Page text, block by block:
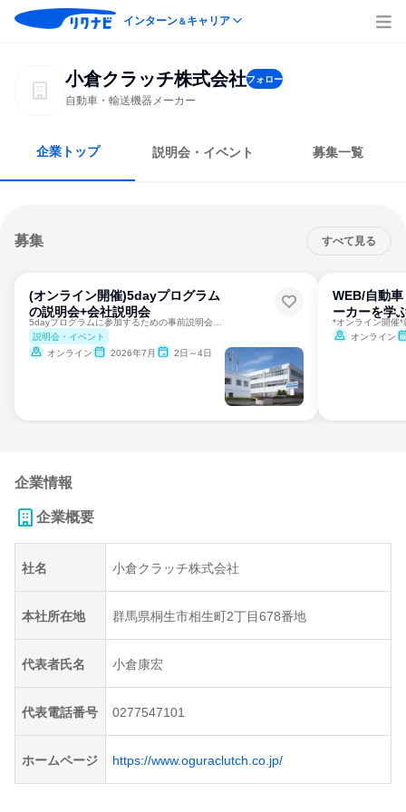
インターン＆キャリア
小倉クラッチ株式会社フォロー
自動車・輸送機器メーカー
企業トップ 説明会・イベント 募集一覧
募集 すべて見る
(オンライン開催)5dayプログラム
の説明会+会社説明会
説明会・イベント
オンライン
2026年7月 2日～4日
WEB/自動
ーカーを学
*オンライン開催
オンライン
企業情報
企業概要
社名 小倉クラッチ株式会社
本社所在地 群馬県桐生市相生町2丁目678番地
代表者氏名 小倉康宏
代表電話番号 0277547101
ホームページ https://www.oguraclutch.co.jp/